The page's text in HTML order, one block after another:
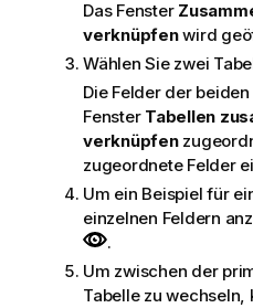
Das Fenster
verknüpfenwird
Wählen Sie zwei
Die Felder der
Fenster Tabellen
verknüpfen
zugeordnete Felder
Um ein Beispiel für
einzelnen Feldern
.
Um zwischen der
Tabelle zu wechseln,